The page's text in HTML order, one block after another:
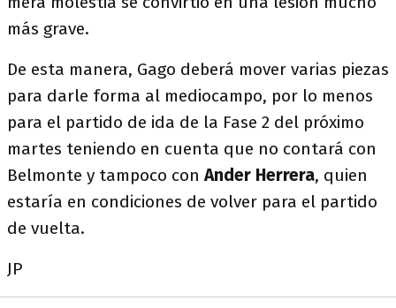
más grave.
De esta manera, Gago deberá mover varias piezas
para darle forma al mediocampo, por lo menos
para el partido de ida de la Fase 2 del próximo
martes teniendo en cuenta que no contará con
Belmonte y tampoco conAnder Herrera, quien
estaría en condiciones de volver para el partido
de vuelta.
JP